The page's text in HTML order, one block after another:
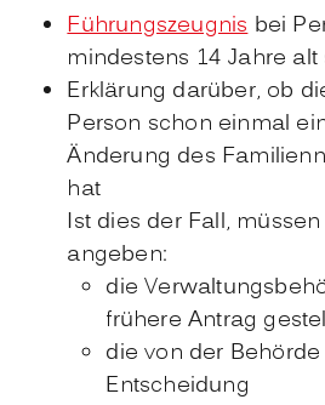
Führungszeugnisbei
mindestens 14 Jahre alt
Erklärung darüber, ob
Person schon einmal
Änderung des
hat
Ist dies der Fall,
angeben:
die
frühere Antrag
die von der
Entscheidung